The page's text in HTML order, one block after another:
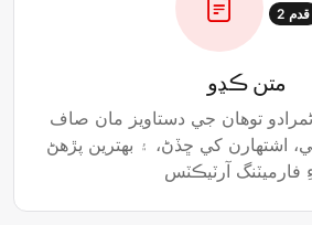
قدم 2
متن ڪڍو
توهان جي دستاويز مان صاف
اشتهارن کي ڇڏڻ، ۽ بهترين پڙهڻ